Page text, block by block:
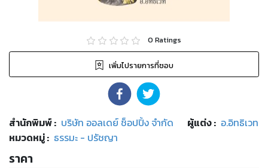
0 Ratings
เพิ่มไปรายการที่ชอบ
สำนักพิมพ์: บริษัท ออลเดย์ ช็อปปิ้ง จำกัด ผู้แต่ง : อ.อิทธิเวท
หมวดหมู่: ธรรมะ - ปรัชญา
ราคา